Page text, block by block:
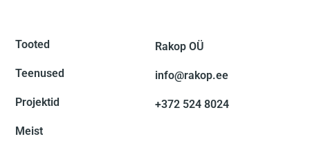
Tooted
Teenused
Projektid
Meist
Rakop OÜ
info@rakop.ee
+372 524 8024